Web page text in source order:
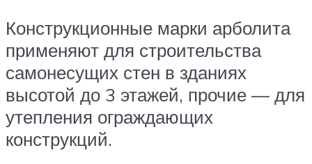
Конструкционные марки арболита
применяют для строительства
самонесущих стен в зданиях
высотой до 3 этажей, прочие — для
утепления ограждающих
конструкций.